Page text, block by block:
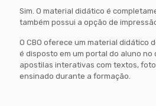
Sim. O material didático é
também possui a opção de
O CBO oferece um material didático
é disposto em um portal do aluno no
apostilas interativas com textos,
ensinado durante a formação.